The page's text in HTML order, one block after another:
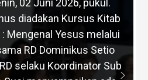
diadakan Kursus Kitab
Mengenal Yesus melalui
RD Dominikus Setio
selaku Koordinator Sub